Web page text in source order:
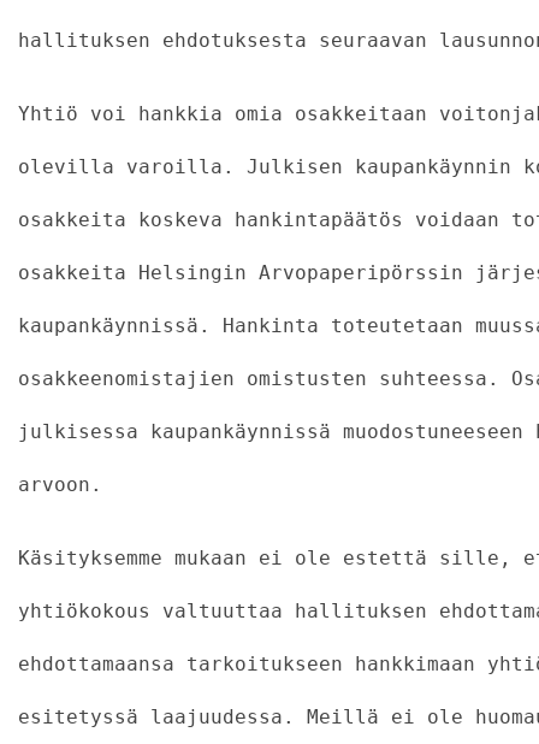
hallituksen ehdotuksesta seuraavan
Yhtiö voi hankkia omia osakkeitaan
olevilla varoilla. Julkisen kaupankäynnin
osakkeita koskeva hankintapäätös voidaan
osakkeita Helsingin Arvopaperipörssin
kaupankäynnissä. Hankinta toteutetaan
osakkeenomistajien omistusten suhteessa.
julkisessa kaupankäynnissä
arvoon.
Käsityksemme mukaan ei ole estettä sille,
yhtiökokous valtuuttaa hallituksen
ehdottamaansa tarkoitukseen hankkimaan
esitetyssä laajuudessa. Meillä ei ole